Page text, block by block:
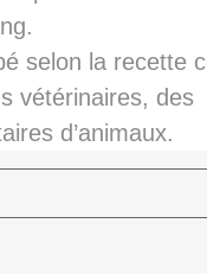
selon la recette
vétérinaires, des
d’animaux.